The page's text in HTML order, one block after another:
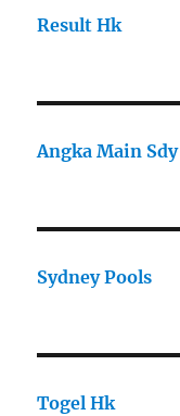
Result Hk
Angka Main Sdy
Sydney Pools
Togel Hk